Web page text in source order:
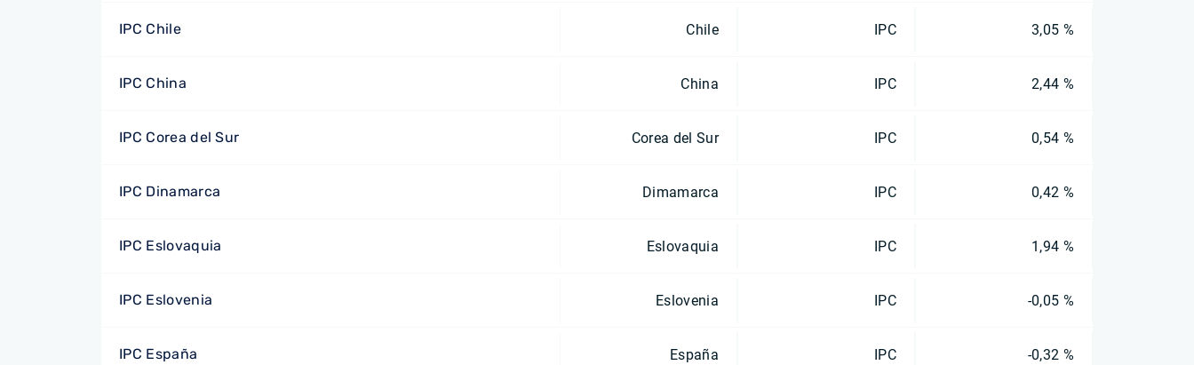
IPC Chile Chile IPC 3,05 %
IPC China China IPC 2,44 %
IPC Corea del Sur Corea del Sur IPC 0,54 %
IPC Dinamarca Dimamarca IPC 0,42 %
IPC Eslovaquia Eslovaquia IPC 1,94 %
IPC Eslovenia Eslovenia IPC -0,05 %
IPC España España IPC -0,32 %